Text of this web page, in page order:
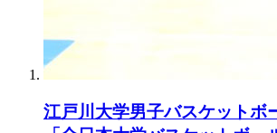
江戸川大学男子バスケットボ